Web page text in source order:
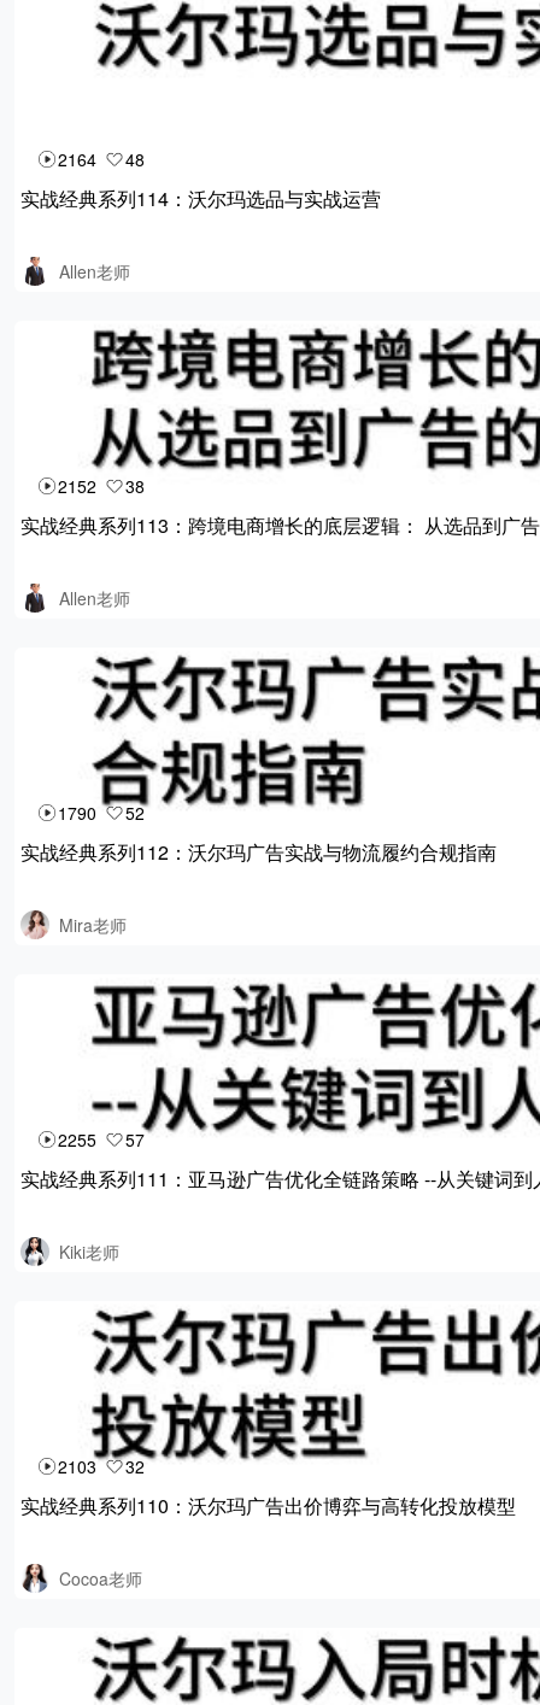
2164 48
实战经典系列114：沃尔玛选品与实战运营
Allen老师
2152 38
实战经典系列113：跨境电商增长的底层逻辑： 从选品到广
Allen老师
1790 52
实战经典系列112：沃尔玛广告实战与物流履约合规指南
Mira老师
2255 57
实战经典系列111：亚马逊广告优化全链路策略 --从关键词
Kiki老师
2103 32
实战经典系列110：沃尔玛广告出价博弈与高转化投放模型
Cocoa老师